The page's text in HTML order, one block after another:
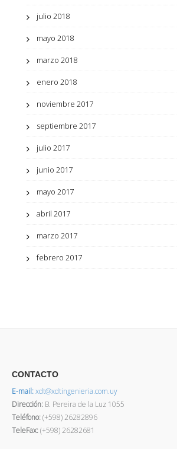
julio 2018
mayo 2018
marzo 2018
enero 2018
noviembre 2017
septiembre 2017
julio 2017
junio 2017
mayo 2017
abril 2017
marzo 2017
febrero 2017
CONTACTO
E-mail:xdt@xdtingenieria.com.uy
Dirección: B. Pereira de la Luz 1055
Teléfono:(+598) 26282896
TeleFax:(+598) 26282681